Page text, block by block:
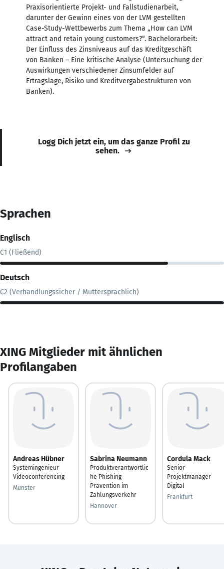
Praxisorientierte Projekt- und Fallstudienarbeit,
darunter der Gewinn eines von der LVM gestellten
Case-Study-Wettbewerbs zum Thema „How can LVM
attract and retain young customers?“. Bachelorarbeit:
Der Einfluss des Zinsniveaus auf das Kreditgeschäft
von Banken – Eine kritische Analyse (Untersuchung der
Auswirkungen verschiedener Zinsumfelder auf
Ertragslage, Risiko und Kreditvergabestrukturen von
Banken).
Logg Dich jetzt ein, um das ganze Profil zu
sehen.
Sprachen
Englisch
C1 (Fließend)
Deutsch
C2 (Verhandlungssicher / Muttersprachlich)
XING Mitglieder mit ähnlichen
Profilangaben
Andreas Hübner
Systemingenieur
Videoconferencing
Münster
Sabrina Neumann
Produktverantwortlic
he Phishing
Prävention im
Zahlungsverkehr
Hannover
Cordula Mack
Senior
Projektmanager
Digital
Frankfurt